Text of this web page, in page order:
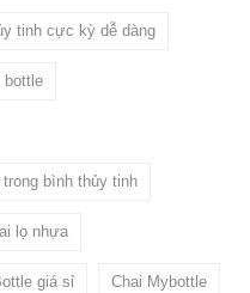
tinh cực kỳ dễ dàng
bottle
bình thủy tinh
lọ nhựa
giá sỉ Chai Mybottle